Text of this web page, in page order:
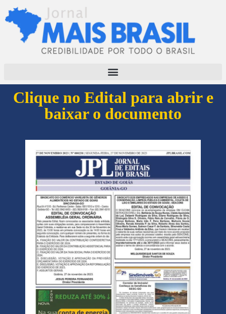
Clique no Edital para abrir e
baixar o documento